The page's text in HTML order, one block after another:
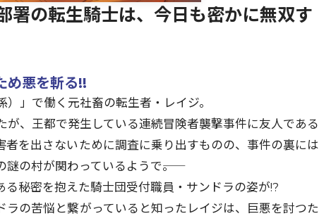
の転生騎士は、今日も密かに無双す
め悪を斬る!!
」で働く元社畜の転生者・レイジ。
、王都で発生している連続冒険者襲撃事件に友人である
を出さないために調査に乗り出すものの、事件の裏には
の村が関わっているようで――。
秘密を抱えた騎士団受付職員・サンドラの姿が!?
の苦悩と繋がっていると知ったレイジは、巨悪を討つた